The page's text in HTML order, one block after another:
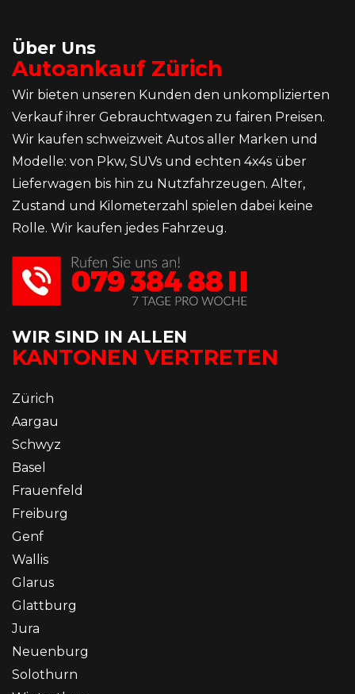
Über Uns
Autoankauf Zürich
Wir bieten unseren Kunden den unkomplizierten
Verkauf ihrer Gebrauchtwagen zu fairen Preisen.
Wir kaufen schweizweit Autos aller Marken und
Modelle: von Pkw, SUVs und echten 4x4s über
Lieferwagen bis hin zu Nutzfahrzeugen. Alter,
Zustand und Kilometerzahl spielen dabei keine
Rolle. Wir kaufen jedes Fahrzeug.
WIR SIND IN ALLEN
KANTONEN VERTRETEN
Zürich
Aargau
Schwyz
Basel
Frauenfeld
Freiburg
Genf
Wallis
Glarus
Glattburg
Jura
Neuenburg
Solothurn